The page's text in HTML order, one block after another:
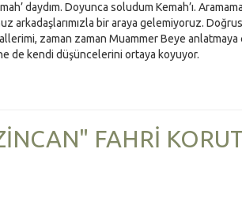
daydım. Doyunca soludum Kemah’ı.
arkadaşlarımızla bir araya gelemiyoruz.
zaman zaman Muammer Beye
de kendi düşüncelerini ortaya koyuyor.
FAHRİ